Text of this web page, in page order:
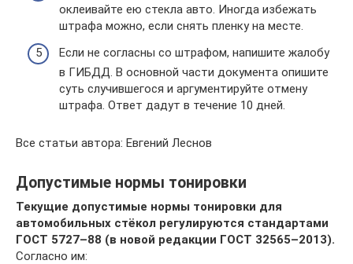
оклеивайте ею стекла авто. Иногда избежать
штрафа можно, если снять пленку на месте.
Если не согласны со штрафом, напишите жалобу
в ГИБДД. В основной части документа опишите
суть случившегося и аргументируйте отмену
штрафа. Ответ дадут в течение 10 дней.
Все статьи автора: Евгений Леснов
Допустимые нормы тонировки
Текущие допустимые нормы тонировки для
автомобильных стёкол регулируются стандартами
ГОСТ 5727–88 (в новой редакции ГОСТ 32565–2013).
Согласно им: